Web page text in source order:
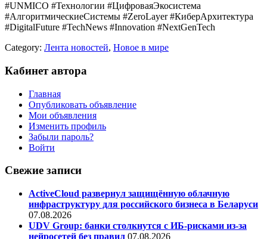
#UNMICO #Технологии #ЦифроваяЭкосистема
#АлгоритмическиеСистемы #ZeroLayer #КиберАрхитектура
#DigitalFuture #TechNews #Innovation #NextGenTech
Category: Лента новостей, Новое в мире
Кабинет автора
Главная
Опубликовать объявление
Мои объявления
Изменить профиль
Забыли пароль?
Войти
Свежие записи
ActiveCloud развернул защищённую облачную
инфраструктуру для российского бизнеса в Беларуси
07.08.2026
UDV Group: банки столкнутся с ИБ-рисками из-за
нейросетей без правил 07.08.2026